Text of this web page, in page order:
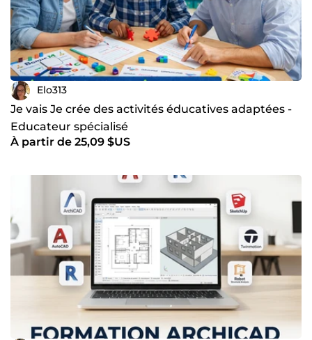
Elo313
Je vais Je crée des activités éducatives adaptées -
Educateur spécialisé
À partir de 25,09 $US